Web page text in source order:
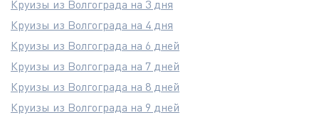
Круизы из Волгограда на 3 дня
Круизы из Волгограда на 4 дня
Круизы из Волгограда на 6 дней
Круизы из Волгограда на 7 дней
Круизы из Волгограда на 8 дней
Круизы из Волгограда на 9 дней